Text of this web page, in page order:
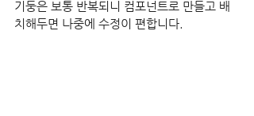
기둥은 보통 반복되니 컴포넌트로 만들고 배
치해두면 나중에 수정이 편합니다.